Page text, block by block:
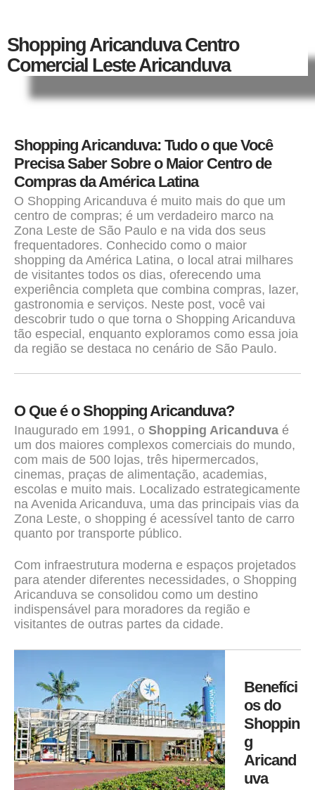
Shopping Aricanduva Centro
Comercial Leste Aricanduva
Shopping Aricanduva: Tudo o que Você
Precisa Saber Sobre o Maior Centro de
Compras da América Latina
O Shopping Aricanduva é muito mais do que um
centro de compras; é um verdadeiro marco na
Zona Leste de São Paulo e na vida dos seus
frequentadores. Conhecido como o maior
shopping da América Latina, o local atrai milhares
de visitantes todos os dias, oferecendo uma
experiência completa que combina compras, lazer,
gastronomia e serviços. Neste post, você vai
descobrir tudo o que torna o Shopping Aricanduva
tão especial, enquanto exploramos como essa joia
da região se destaca no cenário de São Paulo.
O Que é o Shopping Aricanduva?
Inaugurado em 1991, o Shopping Aricanduva é
um dos maiores complexos comerciais do mundo,
com mais de 500 lojas, três hipermercados,
cinemas, praças de alimentação, academias,
escolas e muito mais. Localizado estrategicamente
na Avenida Aricanduva, uma das principais vias da
Zona Leste, o shopping é acessível tanto de carro
quanto por transporte público.
Com infraestrutura moderna e espaços projetados
para atender diferentes necessidades, o Shopping
Aricanduva se consolidou como um destino
indispensável para moradores da região e
visitantes de outras partes da cidade.
Benefíci
os do
Shoppin
g
Aricand
uva